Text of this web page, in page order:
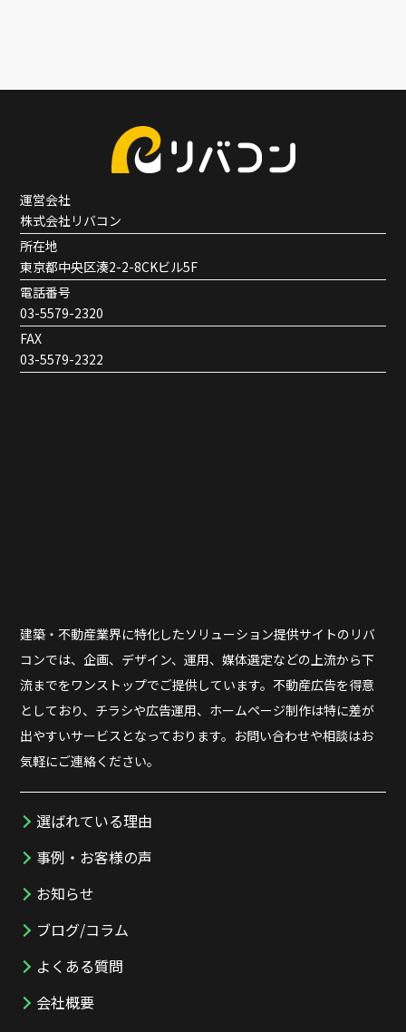
運営会社
株式会社リバコン
所在地
東京都中央区湊2-2-8CKビル5F
電話番号
03-5579-2320
FAX
03-5579-2322
建築・不動産業界に特化したソリューション提供サイトのリバ
コンでは、企画、デザイン、運用、媒体選定などの上流から下
流までをワンストップでご提供しています。不動産広告を得意
としており、チラシや広告運用、ホームページ制作は特に差が
出やすいサービスとなっております。お問い合わせや相談はお
気軽にご連絡ください。
選ばれている理由
事例・お客様の声
お知らせ
ブログ/コラム
よくある質問
会社概要